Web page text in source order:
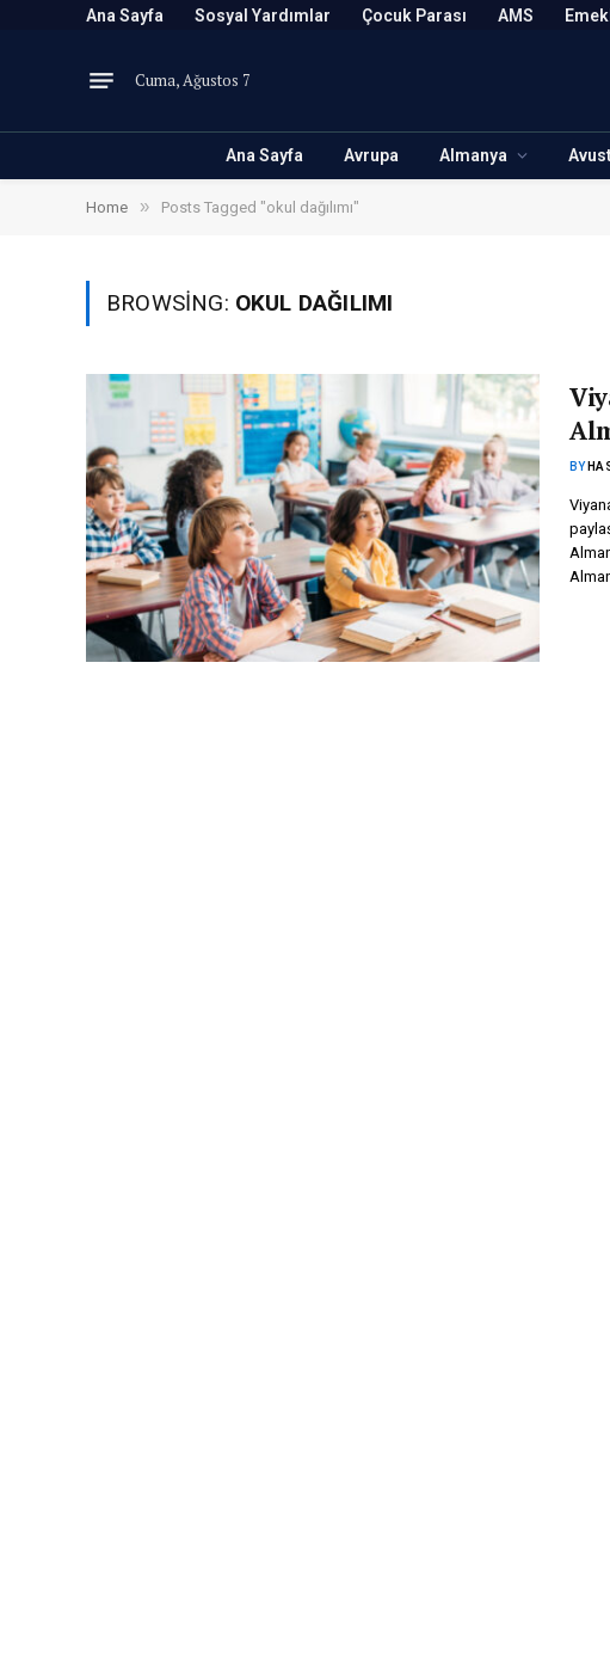
Ana Sayfa Sosyal Yardımlar Çocuk Parası AMS
Cuma, Ağustos 7
Ana Sayfa Avrupa Almanya
Home » Posts Tagged "okul dağılımı"
BROWSING: OKUL DAĞILIMI
BY